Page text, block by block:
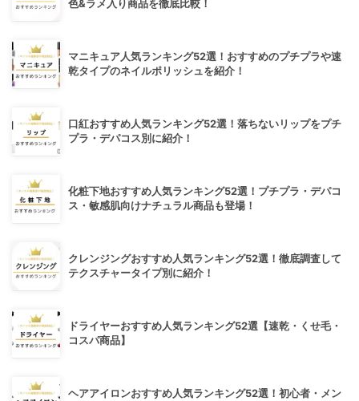
色&ラメ入り商品を徹底比較！
マニキュア人気ランキング52選！おすすめのプチプラや速
乾タイプのネイルポリッシュを紹介！
口紅おすすめ人気ランキング52選！落ちないリップをプチ
プラ・デパコス別に紹介！
化粧下地おすすめ人気ランキング52選！プチプラ・デパコ
ス・敏感肌向けナチュラル商品も登場！
クレンジングおすすめ人気ランキング52選！徹底調査して
テクスチャータイプ別に紹介！
ドライヤーおすすめ人気ランキング52選【速乾・くせ毛・
コスパ商品】
ヘアアイロンおすすめ人気ランキング52選！初心者・メン